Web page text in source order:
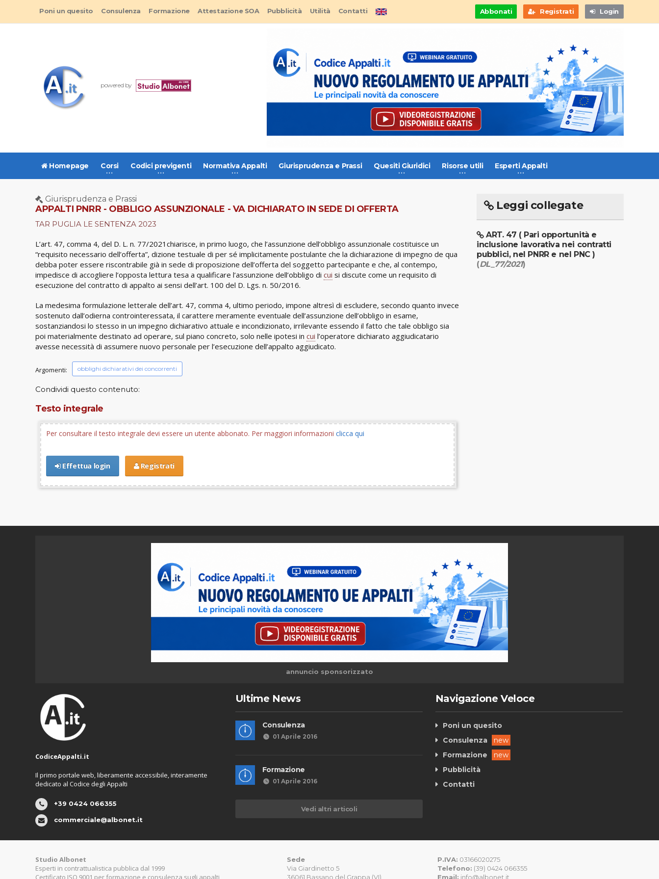
Abbonati Registrati Login
Poni un quesito Consulenza Formazione Attestazione SOA Pubblicità Utilità Contatti
powered by
Homepage Corsi Codici previgenti Normativa Appalti Giurisprudenza e Prassi Quesiti Giuridici Risorse utili Esperti Appalti
Giurisprudenza e Prassi
APPALTI PNRR - OBBLIGO ASSUNZIONALE - VA DICHIARATO IN SEDE DI OFFERTA
TAR PUGLIA LE SENTENZA 2023
L’art. 47, comma 4, del D. L. n. 77/2021chiarisce, in primo luogo, che l’assunzione dell’obbligo assunzionale costituisce un
“requisito necessario dell’offerta”, dizione testuale di per sé implicitamente postulante che la dichiarazione di impegno de qua
debba poter essere riscontrabile già in sede di proposizione dell’offerta del soggetto partecipante e che, al contempo,
impedisce di accogliere l’opposta lettura tesa a qualificare l’assunzione dell’obbligo di cui si discute come un requisito di
esecuzione del contratto di appalto ai sensi dell’art. 100 del D. Lgs. n. 50/2016.
La medesima formulazione letterale dell’art. 47, comma 4, ultimo periodo, impone altresì di escludere, secondo quanto invece
sostenuto dall’odierna controinteressata, il carattere meramente eventuale dell’assunzione dell’obbligo in esame,
sostanziandosi lo stesso in un impegno dichiarativo attuale e incondizionato, irrilevante essendo il fatto che tale obbligo sia
poi materialmente destinato ad operare, sul piano concreto, solo nelle ipotesi in cui l’operatore dichiarato aggiudicatario
avesse necessità di assumere nuovo personale per l’esecuzione dell’appalto aggiudicato.
Argomenti: obblighi dichiarativi dei concorrenti
Condividi questo contenuto:
Testo integrale
Per consultare il testo integrale devi essere un utente abbonato. Per maggiori informazioni clicca qui
Effettua login Registrati
Leggi collegate
ART. 47 ( Pari opportunità e
inclusione lavorativa nei contratti
pubblici, nel PNRR e nel PNC )
(DL_77/2021)
annuncio sponsorizzato
CodiceAppalti.it
Il primo portale web, liberamente accessibile, interamente
dedicato al Codice degli Appalti
+39 0424 066355
commerciale@albonet.it
Ultime News
Consulenza
01 Aprile 2016
Formazione
01 Aprile 2016
Vedi altri articoli
Navigazione Veloce
Poni un quesito
Consulenza
new
Formazione
new
Pubblicità
Contatti
Studio Albonet
Esperti in contrattualistica pubblica dal 1999
Certificato ISO 9001 per formazione e consulenza sugli appalti
Sede
Via Giardinetto 5
36061 Bassano del Grappa (VI)
P.IVA: 03166020275
Telefono: (39) 0424 066355
Email: info@albonet.it